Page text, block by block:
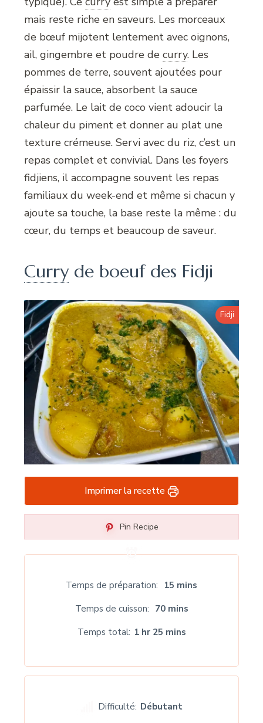
mais reste riche en saveurs. Les morceaux
de bœuf mijotent lentement avec oignons,
ail, gingembre et poudre de curry. Les
pommes de terre, souvent ajoutées pour
épaissir la sauce, absorbent la sauce
parfumée. Le lait de coco vient adoucir la
chaleur du piment et donner au plat une
texture crémeuse. Servi avec du riz, c’est un
repas complet et convivial. Dans les foyers
fidjiens, il accompagne souvent les repas
familiaux du week-end et même si chacun y
ajoute sa touche, la base reste la même : du
cœur, du temps et beaucoup de saveur.
Curry de boeuf des Fidji
Fidji
Imprimer la recette
Pin Recipe
Temps de préparation
15 mins
Temps de cuisson
70 mins
Temps total 1 hr 25 mins
Difficulté: Débutant